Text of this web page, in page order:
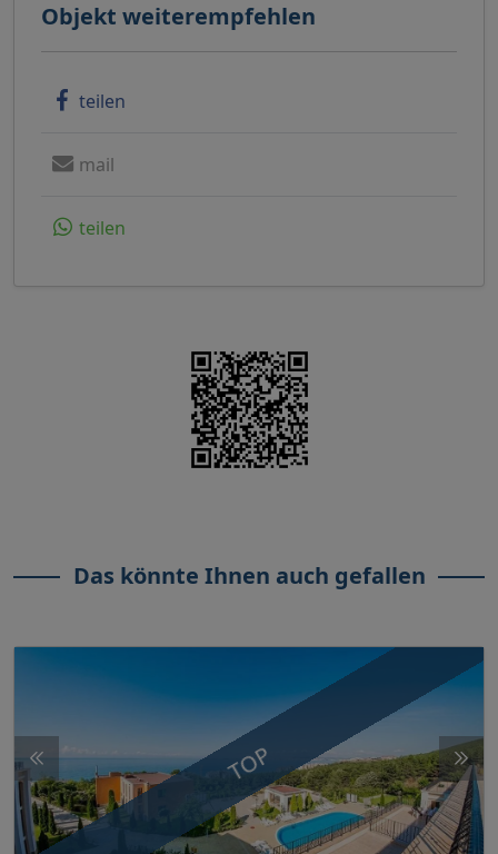
Objekt weiterempfehlen
teilen
mail
teilen
Das könnte Ihnen auch gefallen
TOP